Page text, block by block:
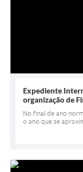
Expediente
organização de
No final de ano
o ano que se